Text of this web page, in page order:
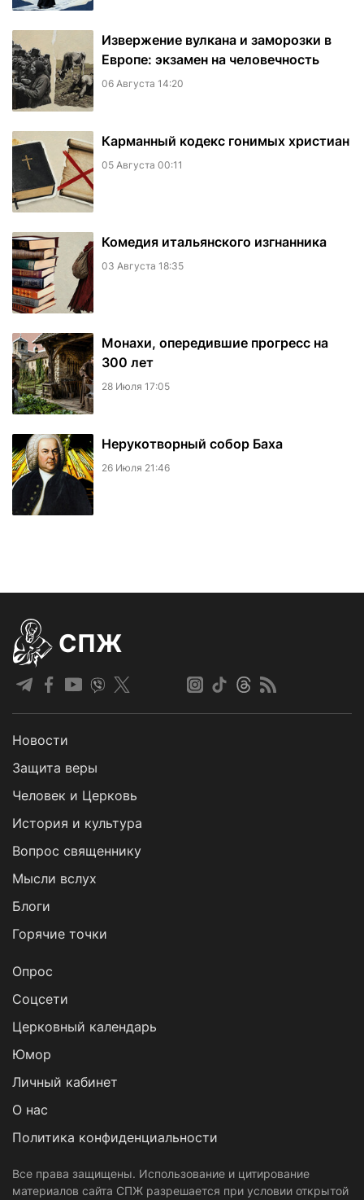
Извержение вулкана и заморозки в
Европе: экзамен на человечность
06 Августа 14:20
Карманный кодекс гонимых христиан
05 Августа 00:11
Комедия итальянского изгнанника
03 Августа 18:35
Монахи, опередившие прогресс на
300 лет
28 Июля 17:05
Нерукотворный собор Баха
26 Июля 21:46
СПЖ
Новости
Защита веры
Человек и Церковь
История и культура
Вопрос священнику
Мысли вслух
Блоги
Горячие точки
Опрос
Cоцсети
Церковный календарь
Юмор
Личный кабинет
О нас
Политика конфиденциальности
Все права защищены. Использование и цитирование
материалов сайта СПЖ разрешается при условии открытой